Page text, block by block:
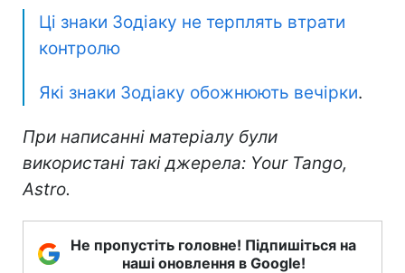
Ці знаки Зодіаку не терплять втрати
контролю
Які знаки Зодіаку обожнюють вечірки.
При написанні матеріалу були
використані такі джерела: Your Tango,
Astro.
Не пропустіть головне! Підпишіться на
наші оновлення в Google!